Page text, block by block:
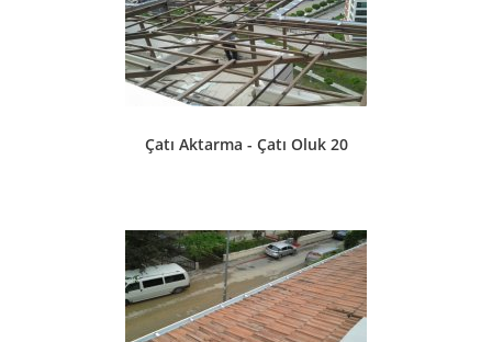
Çatı Aktarma - Çatı Oluk 20